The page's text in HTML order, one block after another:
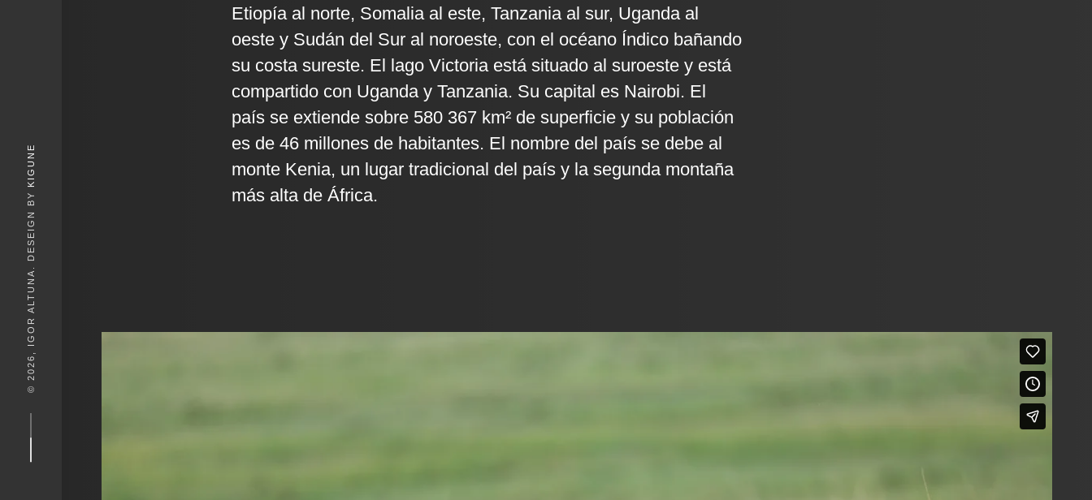
© 2026, IGOR ALTUNA. DESEIGN BY
KIGUNE
Etiopía al norte, Somalia al este, Tanzania al sur, Uganda al
oeste y Sudán del Sur al noroeste, con el océano Índico bañando
su costa sureste. El lago Victoria está situado al suroeste y está
compartido con Uganda y Tanzania. Su capital es Nairobi. El
país se extiende sobre 580 367 km² de superficie y su población
es de 46 millones de habitantes. El nombre del país se debe al
monte Kenia, un lugar tradicional del país y la segunda montaña
más alta de África.